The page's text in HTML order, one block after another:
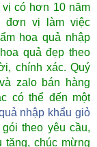
có hơn 10 năm
đơn vị làm việc
hoa quả nhập
quả đẹp theo
chính xác. Quý
zalo bán hàng
có thể đến một
nhập khẩu giỏ
theo yêu cầu,
tặng, chúc mừng